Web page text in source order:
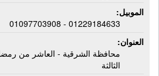
الموبيل:
01229184633 - 01097703908
العنوان:
محافظة الشرقية - العاشر من
الثالثة